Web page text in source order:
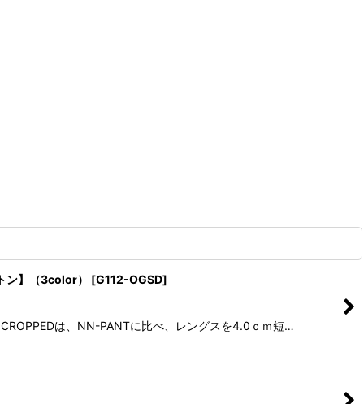
ン】（3color） [G112-OGSD]
は、NN-PANTに比べ、レングスを4.0ｃｍ短…